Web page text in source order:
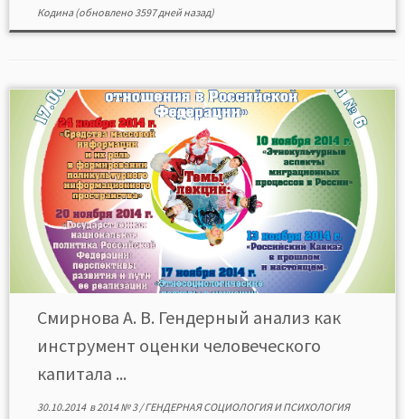
Кодина(обновлено 3597 дней назад)
Смирнова А. В. Гендерный анализ как
инструмент оценки человеческого
капитала ...
30.10.2014в2014 № 3/ГЕНДЕРНАЯ СОЦИОЛОГИЯ И ПСИХОЛОГИЯ